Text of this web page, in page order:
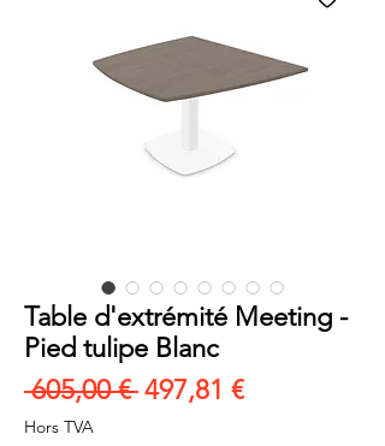
Table d'extrémité Meeting -
Pied tulipe Blanc
605,00 € Prix
497,81 €Prix
Hors TVA